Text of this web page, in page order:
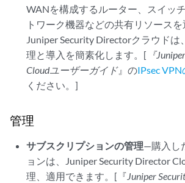
WANを構成するルーター、スイッ
トワーク機器などの共有リソースを
Juniper Security Directorクラウドは
理と導入を簡素化します。[ 『
Cloudユーザーガイド』のIPsec
ください。]
管理
サブスクリプションの管理—購入し
ョンは、 Juniper Security Director
理、適用できます。[『Juniper